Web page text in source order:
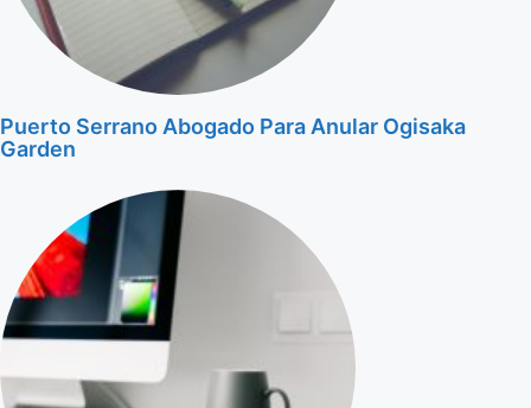
Puerto Serrano Abogado Para Anular Ogisaka
Garden